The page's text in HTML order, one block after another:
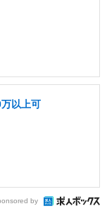
以上可
by